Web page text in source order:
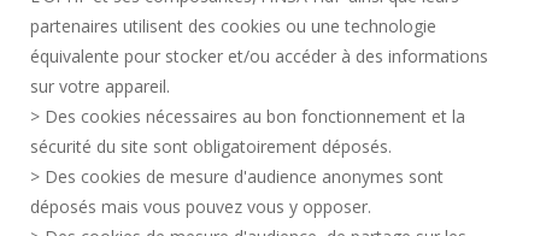
MARCHÉS PUBLICS
MENTIONS LÉGALES
CRÉDITS
ESPACE PRESSE
SERVICES PUBLICS +
partenaires utilisent des cookies ou une technologie
équivalente pour stocker et/ou accéder à des informations
sur votre appareil.
> Des cookies nécessaires au bon fonctionnement et la
sécurité du site sont obligatoirement déposés.
> Des cookies de mesure d'audience anonymes sont
déposés mais vous pouvez vous y opposer.